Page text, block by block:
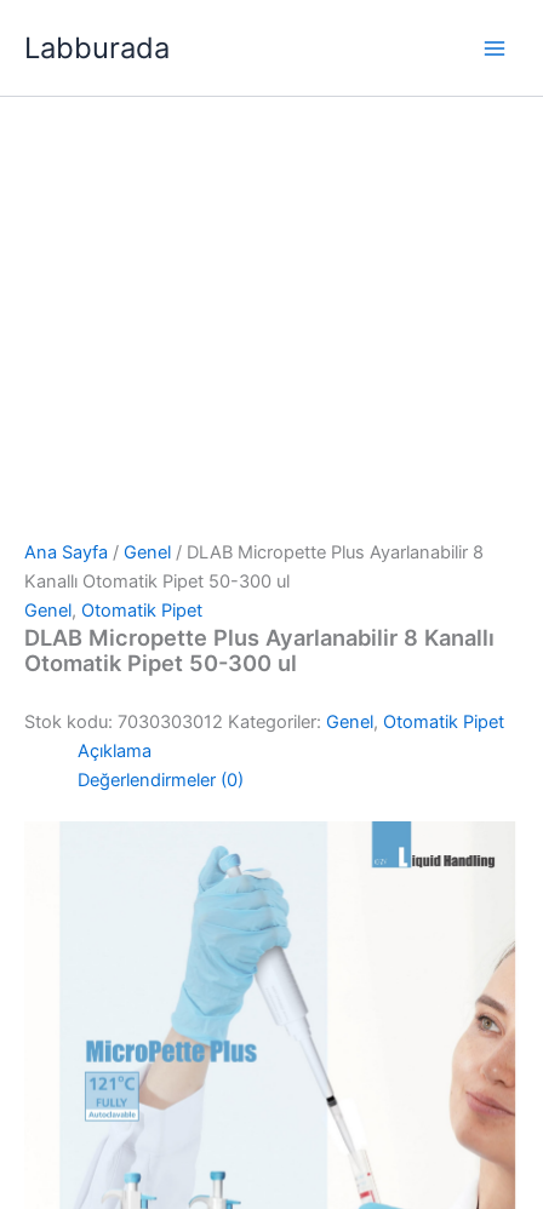
atlaLabburada
Ana Sayfa / Genel / DLAB Micropette Plus Ayarlanabilir 8
Kanallı Otomatik Pipet 50-300 ul
Genel, Otomatik Pipet
DLAB Micropette Plus Ayarlanabilir 8 Kanallı
Otomatik Pipet 50-300 ul
Stok kodu: 7030303012 Kategoriler: Genel, Otomatik Pipet
Açıklama
Değerlendirmeler (0)